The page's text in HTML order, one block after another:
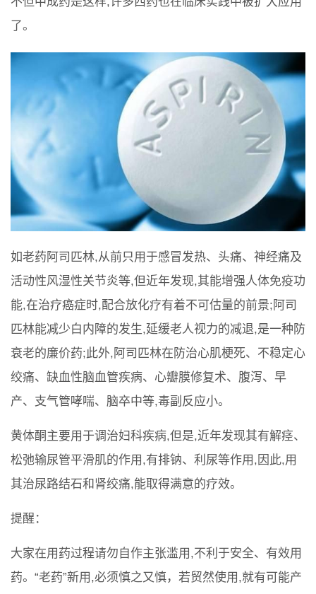
了。
如老药阿司匹林,从前只用于感冒发热、头痛、神经痛及
活动性风湿性关节炎等,但近年发现,其能增强人体免疫功
能,在治疗癌症时,配合放化疗有着不可估量的前景;阿司
匹林能减少白内障的发生,延缓老人视力的减退,是一种防
衰老的廉价药;此外,阿司匹林在防治心肌梗死、不稳定心
绞痛、缺血性脑血管疾病、心瓣膜修复术、腹泻、早
产、支气管哮喘、脑卒中等,毒副反应小。
黄体酮主要用于调治妇科疾病,但是,近年发现其有解痉、
松弛输尿管平滑肌的作用,有排钠、利尿等作用,因此,用
其治尿路结石和肾绞痛,能取得满意的疗效。
提醒：
大家在用药过程请勿自作主张滥用,不利于安全、有效用
药。“老药”新用,必须慎之又慎，若贸然使用,就有可能产